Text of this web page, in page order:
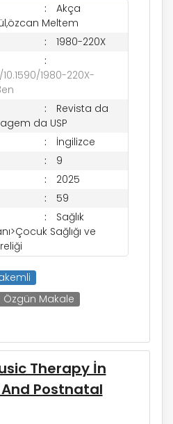
Akça
Meltem
1980-220X
1980-220X-
Revista da
da USP
İngilizce
9
2025
59
Sağlık
Sağlığı ve
Özgün Makale
Therapy İn
Postnatal